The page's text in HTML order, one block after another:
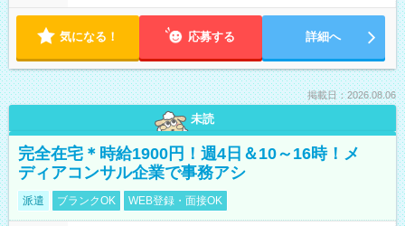
気になる！ 応募する 詳細へ
掲載日：2026.08.06
未読
完全在宅＊時給1900円！週4日＆10～16時！メ
ディアコンサル企業で事務アシ
派遣 ブランクOK WEB登録・面接OK